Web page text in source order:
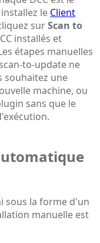
le Client
surScan to
installés et
étapes manuelles
to-update ne
souhaitez une
machine, ou
sans que le
sous la forme d'un
manuelle est